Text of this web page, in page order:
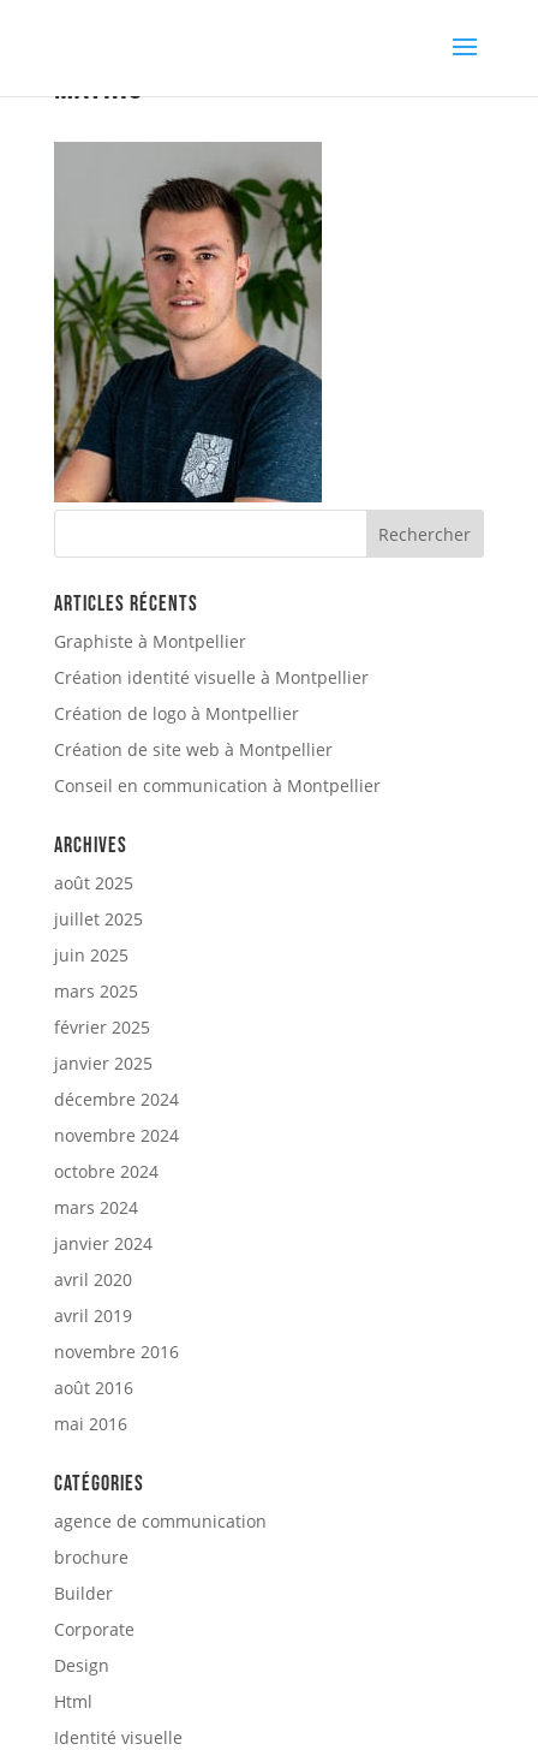
Mathis
Articles récents
Graphiste à Montpellier
Création identité visuelle à Montpellier
Création de logo à Montpellier
Création de site web à Montpellier
Conseil en communication à Montpellier
Archives
août 2025
juillet 2025
juin 2025
mars 2025
février 2025
janvier 2025
décembre 2024
novembre 2024
octobre 2024
mars 2024
janvier 2024
avril 2020
avril 2019
novembre 2016
août 2016
mai 2016
Catégories
agence de communication
brochure
Builder
Corporate
Design
Html
Identité visuelle